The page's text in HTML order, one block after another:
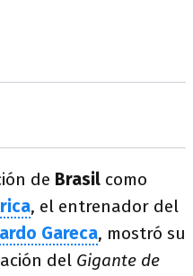
de Brasil como
, el entrenador del
Gareca, mostró su
del Gigante de